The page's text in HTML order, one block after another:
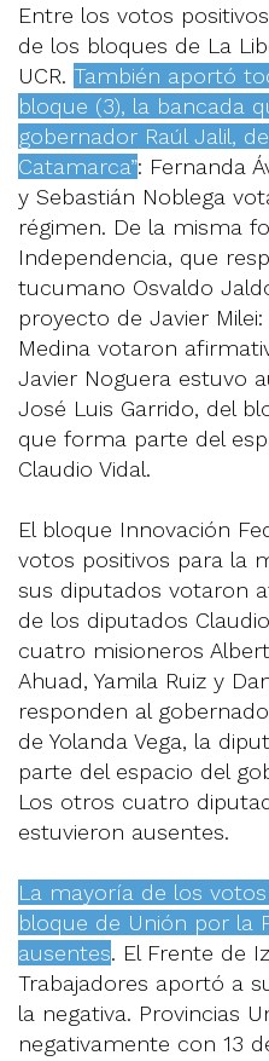
Entre los votos
de los bloques de La
UCR. También aportó
bloque (3), la bancada
gobernador Raúl Jalil,
Catamarca”: Fernanda
y Sebastián Noblega
régimen. De la misma
Independencia, que
tucumano Osvaldo
proyecto de Javier
Medina votaron
Javier Noguera estuvo
José Luis Garrido, del
que forma parte del
Claudio Vidal.
El bloque Innovación
votos positivos para la
sus diputados votaron
de los diputados
cuatro misioneros
Ahuad, Yamila Ruiz y
responden al
de Yolanda Vega, la
parte del espacio del
Los otros cuatro
estuvieron ausentes.
La mayoría de los
bloque de Unión por la
ausentes. El Frente de
Trabajadores aportó a
la negativa. Provincias
negativamente con 13